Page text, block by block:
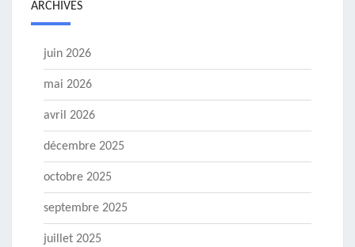
ARCHIVES
juin 2026
mai 2026
avril 2026
décembre 2025
octobre 2025
septembre 2025
juillet 2025